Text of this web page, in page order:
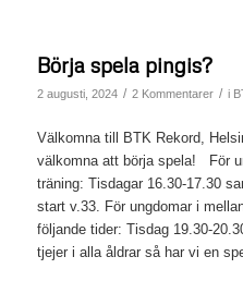
Börja spela pingis?
2 augusti, 2024 / 2 Kommentarer / i
Välkomna till BTK Rekord,
välkomna att börja spela! För
träning: Tisdagar 16.30-17.30
start v.33. För ungdomar i
följande tider: Tisdag 19.30-
tjejer i alla åldrar så har vi en